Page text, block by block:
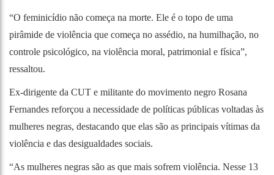
“O feminicídio não começa na morte. Ele é o topo de uma
pirâmide de violência que começa no assédio, na humilhação, no
controle psicológico, na violência moral, patrimonial e física”,
ressaltou.
Ex-dirigente da CUT e militante do movimento negro Rosana
Fernandes reforçou a necessidade de políticas públicas voltadas às
mulheres negras, destacando que elas são as principais vítimas da
violência e das desigualdades sociais.
“As mulheres negras são as que mais sofrem violência. Nesse 13